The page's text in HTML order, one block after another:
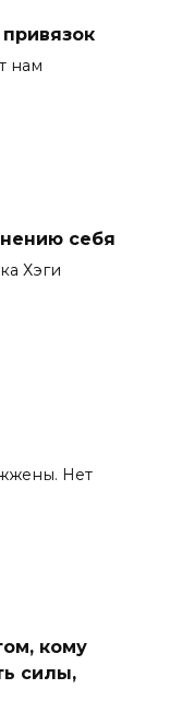
нам
себя
Хэги
Нет
кому
силы,